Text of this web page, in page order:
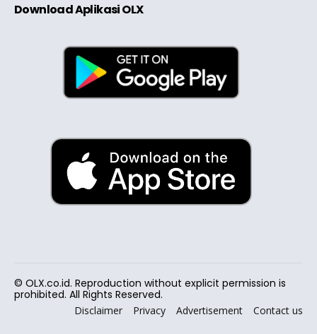
Download Aplikasi OLX
© OLX.co.id. Reproduction without explicit permission is
prohibited. All Rights Reserved.
Disclaimer Privacy Advertisement Contact us